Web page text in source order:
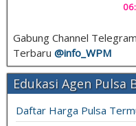
Gabung Channel
Terbaru @info_ WPM
Edukasi Agen Pulsa
Daftar Harga Pulsa